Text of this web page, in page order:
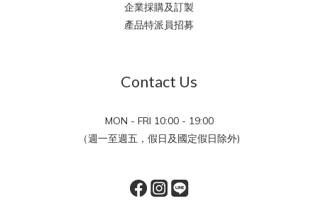
企業採購及訂製
產品特派員招募
Contact Us
MON - FRI 10:00 - 19:00
（週一至週五，假日及國定假日除外)